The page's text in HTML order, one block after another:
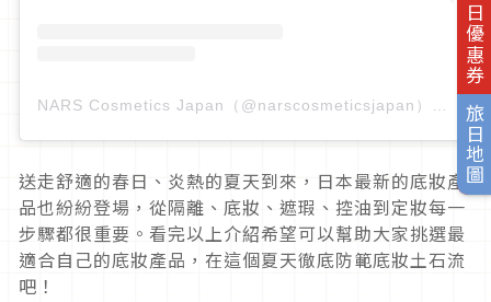
旅日優惠券
旅日地圖
NARS Cosmetics Japan（@narscosmeticsjapan）分享的貼文
送走舒適的春日、炎熱的夏天到來，日本最新的底妝產
品也紛紛登場，從隔離、底妝、遮瑕、控油到定妝每一
步驟都很重要。看完以上介紹希望可以幫助大家挑選最
適合自己的底妝產品，在這個夏天徹底防範底妝土石流
吧！